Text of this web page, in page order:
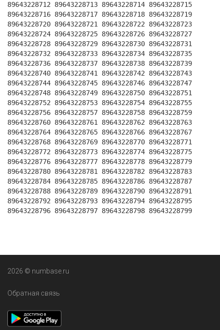
89643228712 89643228713 89643228714 89643228715
89643228716 89643228717 89643228718 89643228719
89643228720 89643228721 89643228722 89643228723
89643228724 89643228725 89643228726 89643228727
89643228728 89643228729 89643228730 89643228731
89643228732 89643228733 89643228734 89643228735
89643228736 89643228737 89643228738 89643228739
89643228740 89643228741 89643228742 89643228743
89643228744 89643228745 89643228746 89643228747
89643228748 89643228749 89643228750 89643228751
89643228752 89643228753 89643228754 89643228755
89643228756 89643228757 89643228758 89643228759
89643228760 89643228761 89643228762 89643228763
89643228764 89643228765 89643228766 89643228767
89643228768 89643228769 89643228770 89643228771
89643228772 89643228773 89643228774 89643228775
89643228776 89643228777 89643228778 89643228779
89643228780 89643228781 89643228782 89643228783
89643228784 89643228785 89643228786 89643228787
89643228788 89643228789 89643228790 89643228791
89643228792 89643228793 89643228794 89643228795
89643228796 89643228797 89643228798 89643228799
2026 © numbase.ru
Обратная связь